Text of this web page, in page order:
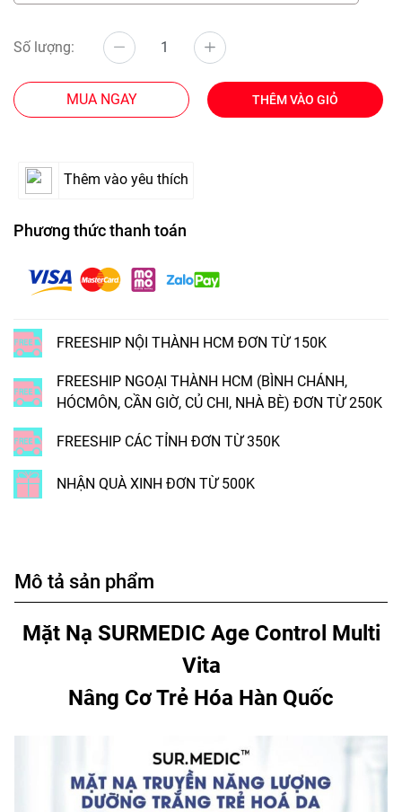
Số lượng:
MUA NGAY THÊM VÀO GIỎ
Thêm vào yêu thích
Phương thức thanh toán
FREESHIP NỘI THÀNH HCM ĐƠN TỪ 150K
FREESHIP NGOẠI THÀNH HCM (BÌNH CHÁNH,
HÓCMÔN, CẦN GIỜ, CỦ CHI, NHÀ BÈ) ĐƠN TỪ 250K
FREESHIP CÁC TỈNH ĐƠN TỪ 350K
NHẬN QUÀ XINH ĐƠN TỪ 500K
Mô tả sản phẩm
Mặt Nạ SURMEDIC Age Control Multi
Vita
Nâng Cơ Trẻ Hóa Hàn Quốc